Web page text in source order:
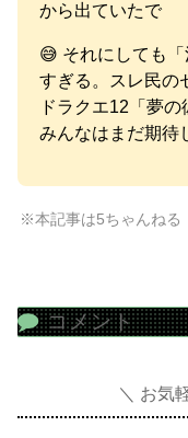
から出ていたで
😅 それにしても
すぎる。スレ民の
ドラクエ12「夢
みんなはまだ期待
※本記事は5ちゃんねる
コメント
お気